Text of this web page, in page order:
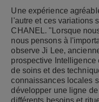
Une expérience
l'autre et ces variations
CHANEL. "Lorsque
nous pensons à
observe Ji Lee,
prospective Intelligence
de soins et des
connaissances locales
développer une ligne
différents besoins et